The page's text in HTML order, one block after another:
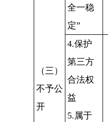
（三）
不予公
开
全一稳
定”
4.保护
第三方
合法权
益
5.属于